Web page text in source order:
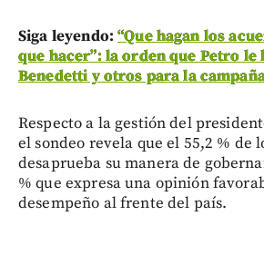
Siga leyendo:“Que hagan los
que hacer”: la orden que Petro le
Benedetti y otros para la
Respecto a la gestión del
el sondeo revela que el 55,2 % de
desaprueba su manera de
% que expresa una opinión
desempeño al frente del país.